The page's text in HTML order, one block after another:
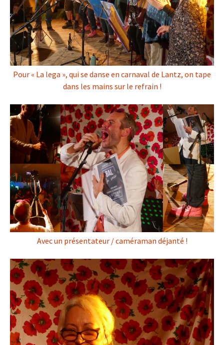
Pour « La lega », qui se danse en carnaval de Lantz, on tape
dans les mains sur le refrain !
Avec un présentateur / caméraman déjanté !